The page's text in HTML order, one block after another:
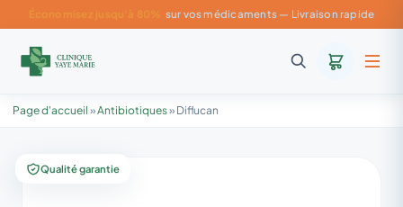
Économisez jusqu'à 80% sur vos médicaments — Livraison rapide
Page d'accueil »Antibiotiques» Diflucan
Qualité garantie